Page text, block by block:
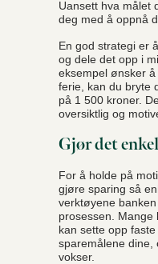
Uansett hva målet
deg med å oppnå
En god strategi er
og dele det opp i
eksempel ønsker
ferie, kan du bryte
på 1 500 kroner.
oversiktlig og
Gjør det
For å holde på
gjøre sparing så
verktøyene
prosessen. Mange
kan sette opp
sparemålene dine,
vokser.